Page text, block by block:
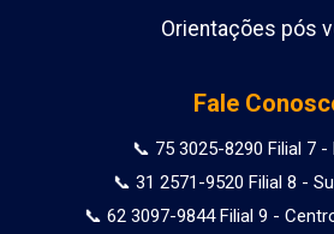
Orientações pós
Fale
📞 75 3025-8290 Filial 7
📞 31 2571-9520 Filial 8 -
📞 62 3097-9844 Filial 9 -